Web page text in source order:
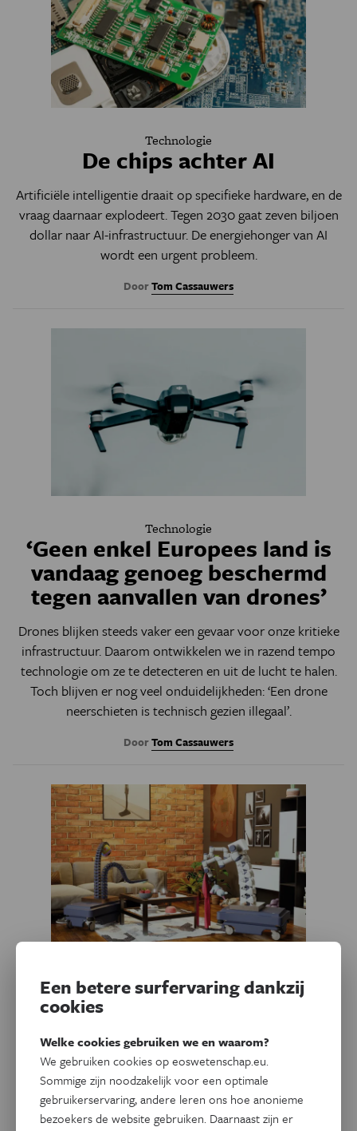
Technologie
De chips achter AI
Artificiële intelligentie draait op specifieke hardware, en de
vraag daarnaar explodeert. Tegen 2030 gaat zeven biljoen
dollar naar AI-infrastructuur. De energiehonger van AI
wordt een urgent probleem.
DoorTom Cassauwers
Technologie
‘Geen enkel Europees land is
vandaag genoeg beschermd
tegen aanvallen van drones’
Drones blijken steeds vaker een gevaar voor onze kritieke
infrastructuur. Daarom ontwikkelen we in razend tempo
technologie om ze te detecteren en uit de lucht te halen.
Toch blijven er nog veel onduidelijkheden: ‘Een drone
neerschieten is technisch gezien illegaal’.
DoorTom Cassauwers
Technologie
Klaar voor de doorbraak:
Robots associëren we doorgaans met robuuste, metalen
apparaten, die tegen een stootje kunnen. Er is nood aan
een nieuwe klasse die delicate taken kan uitvoeren, zoals
de handling van zacht fruit of interacties met levende
Een betere surfervaring dankzij
cookies
Welke cookies gebruiken we en waarom?
We gebruiken cookies op eoswetenschap.eu.
Sommige zijn noodzakelijk voor een optimale
gebruikerservaring, andere leren ons hoe anonieme
bezoekers de website gebruiken. Daarnaast zijn er